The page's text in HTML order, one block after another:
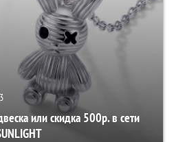
или скидка 500р. в сети